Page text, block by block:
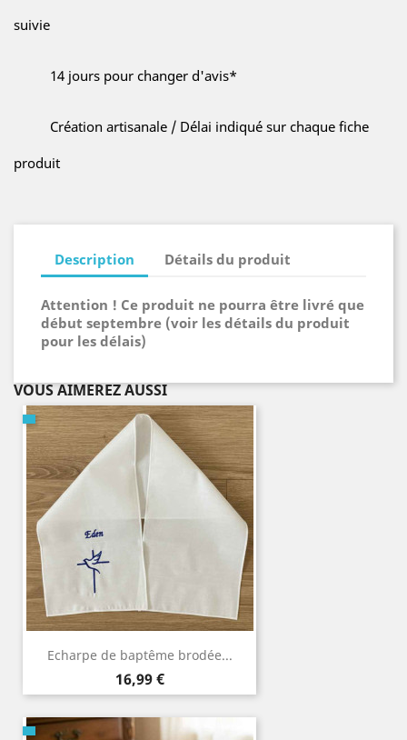
suivie
14 jours pour changer d'avis*
Création artisanale / Délai indiqué sur chaque fiche
produit
Description Détails du produit
Attention ! Ce produit ne pourra être livré que
début septembre (voir les détails du produit
pour les délais)
VOUS AIMEREZ AUSSI
Echarpe de baptême brodée...
Prix
16,99 €